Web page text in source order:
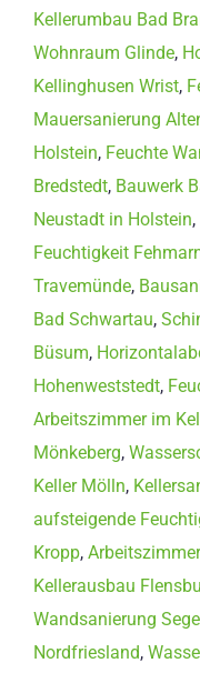
Kellerumbau Bad
Wohnraum Glinde,
Kellinghusen Wrist,
Mauersanierung
Holstein, Feuchte
Bredstedt, Bauwerk
Neustadt in Holstein,
Feuchtigkeit
Travemünde,
Bad Schwartau,
Büsum,
Hohenweststedt,
Arbeitszimmer im
Mönkeberg,
Keller Mölln,
aufsteigende
Kropp,
Kellerausbau
Wandsanierung
Nordfriesland,